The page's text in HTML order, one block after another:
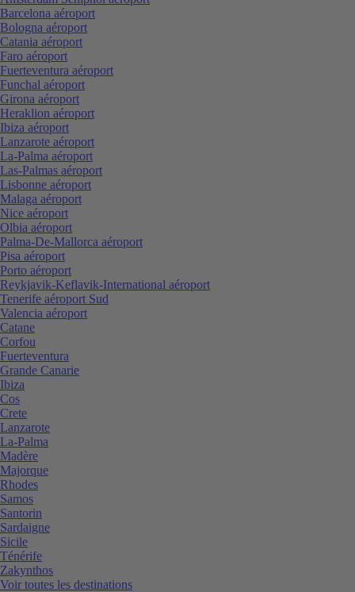
Barcelona aéroport
Bologna aéroport
Catania aéroport
Faro aéroport
Fuerteventura aéroport
Funchal aéroport
Girona aéroport
Heraklion aéroport
Ibiza aéroport
Lanzarote aéroport
La-Palma aéroport
Las-Palmas aéroport
Lisbonne aéroport
Malaga aéroport
Nice aéroport
Olbia aéroport
Palma-De-Mallorca aéroport
Pisa aéroport
Porto aéroport
Reykjavik-Keflavik-International aéroport
Tenerife aéroport Sud
Valencia aéroport
Catane
Corfou
Fuerteventura
Grande Canarie
Ibiza
Cos
Crete
Lanzarote
La-Palma
Madère
Majorque
Rhodes
Samos
Santorin
Sardaigne
Sicile
Ténérife
Zakynthos
Voir toutes les destinations